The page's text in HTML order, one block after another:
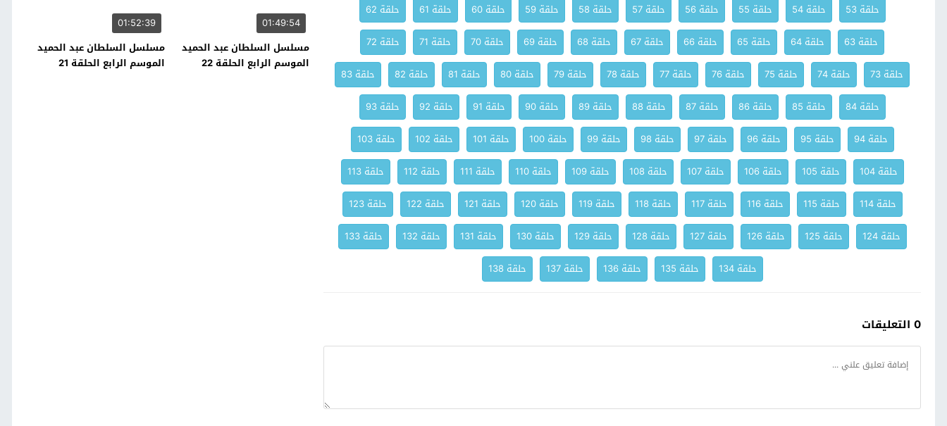
حلقة 53
حلقة 54 حلقة 55 حلقة 56 حلقة 57 حلقة 58 حلقة 59 حلقة 60 حلقة 61
حلقة 62
حلقة 63
حلقة 64 حلقة 65 حلقة 66 حلقة 67 حلقة 68 حلقة 69 حلقة 70 حلقة 71
حلقة 72
حلقة 73
حلقة 74 حلقة 75 حلقة 76 حلقة 77 حلقة 78 حلقة 79 حلقة 80 حلقة 81 حلقة 82
حلقة 83
حلقة 84
حلقة 85 حلقة 86 حلقة 87 حلقة 88 حلقة 89 حلقة 90 حلقة 91 حلقة 92
حلقة 93
حلقة 94
حلقة 95 حلقة 96 حلقة 97 حلقة 98 حلقة 99 حلقة 100 حلقة 101 حلقة 102
حلقة 103
حلقة 104
حلقة 105 حلقة 106 حلقة 107 حلقة 108 حلقة 109 حلقة 110 حلقة 111 حلقة 112
حلقة 113
حلقة 114
حلقة 115 حلقة 116 حلقة 117 حلقة 118 حلقة 119 حلقة 120 حلقة 121 حلقة 122
حلقة 123
حلقة 124
حلقة 125 حلقة 126 حلقة 127 حلقة 128 حلقة 129 حلقة 130 حلقة 131 حلقة 132
حلقة 133
حلقة 134
حلقة 135 حلقة 136 حلقة 137 حلقة 138
0 التعليقات
01:49:54
مسلسل السلطان عبد الحميد
الموسم الرابع الحلقة 22
01:52:39
مسلسل السلطان عبد الحميد
الموسم الرابع الحلقة 21